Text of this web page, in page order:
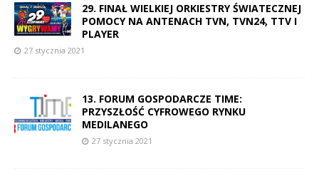
29. FINAŁ WIELKIEJ ORKIESTRY ŚWIATECZNEJ
POMOCY NA ANTENACH TVN, TVN24, TTV I
PLAYER
27 stycznia 2021
13. FORUM GOSPODARCZE TIME:
PRZYSZŁOŚĆ CYFROWEGO RYNKU
MEDILANEGO
27 stycznia 2021